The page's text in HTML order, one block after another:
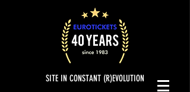
SITE IN CONSTANT (R)EVOLUTION